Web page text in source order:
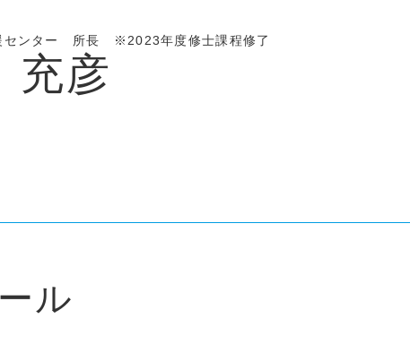
センター 所長 ※2023年度修士課程修了
彦
ル